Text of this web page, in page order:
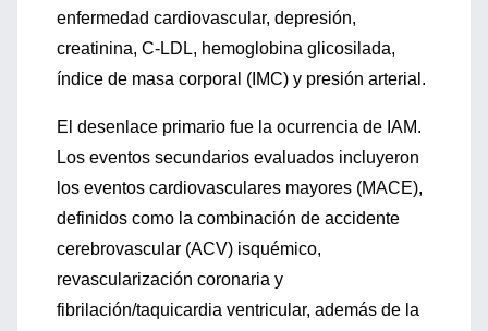
enfermedad cardiovascular, depresión,
creatinina, C-LDL, hemoglobina glicosilada,
índice de masa corporal (IMC) y presión arterial.
El desenlace primario fue la ocurrencia de IAM.
Los eventos secundarios evaluados incluyeron
los eventos cardiovasculares mayores (MACE),
definidos como la combinación de accidente
cerebrovascular (ACV) isquémico,
revascularización coronaria y
fibrilación/taquicardia ventricular, además de la